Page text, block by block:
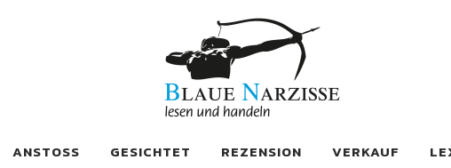
ANSTOSS GESICHTET REZENSION VERKAUF